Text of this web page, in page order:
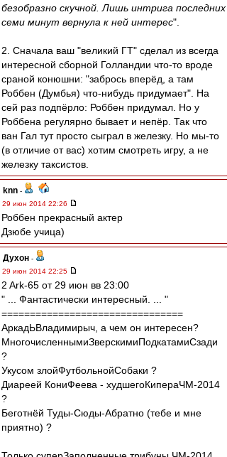
безобразно скучной. Лишь интрига последних
семи минут вернула к ней интерес".
2. Сначала ваш "великий ГТ" сделал из всегда
интересной сборной Голландии что-то вроде
сраной конюшни: "забрось вперёд, а там
Роббен (Думбья) что-нибудь придумает". На
сей раз подпёрло: Роббен придумал. Но у
Роббена регулярно бывает и непёр. Так что
ван Гал тут просто сыграл в железку. Но мы-то
(в отличие от вас) хотим смотреть игру, а не
железку таксистов.
knn -
29 июн 2014 22:26
Роббен прекрасный актер
Дзюбе учица)
Духон -
29 июн 2014 22:25
2 Ark-65 от 29 июн вв 23:00
" ... Фантастически интересный. ... "
================================
АркадЬВладимирыч, а чем он интересен?
МногочисленнымиЗверскимиПодкатамиСзади
?
Укусом злойФутбольнойСобаки ?
Диареей КониФеева - худшегоКипераЧМ-2014
?
Беготнёй Туды-Сюды-Абратно (тебе и мне
приятно) ?